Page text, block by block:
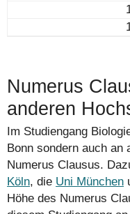
Numerus
anderen
Im Studiengang
Bonn sondern auch an
Numerus Clausus.
Köln, die Uni München
Höhe des Numerus